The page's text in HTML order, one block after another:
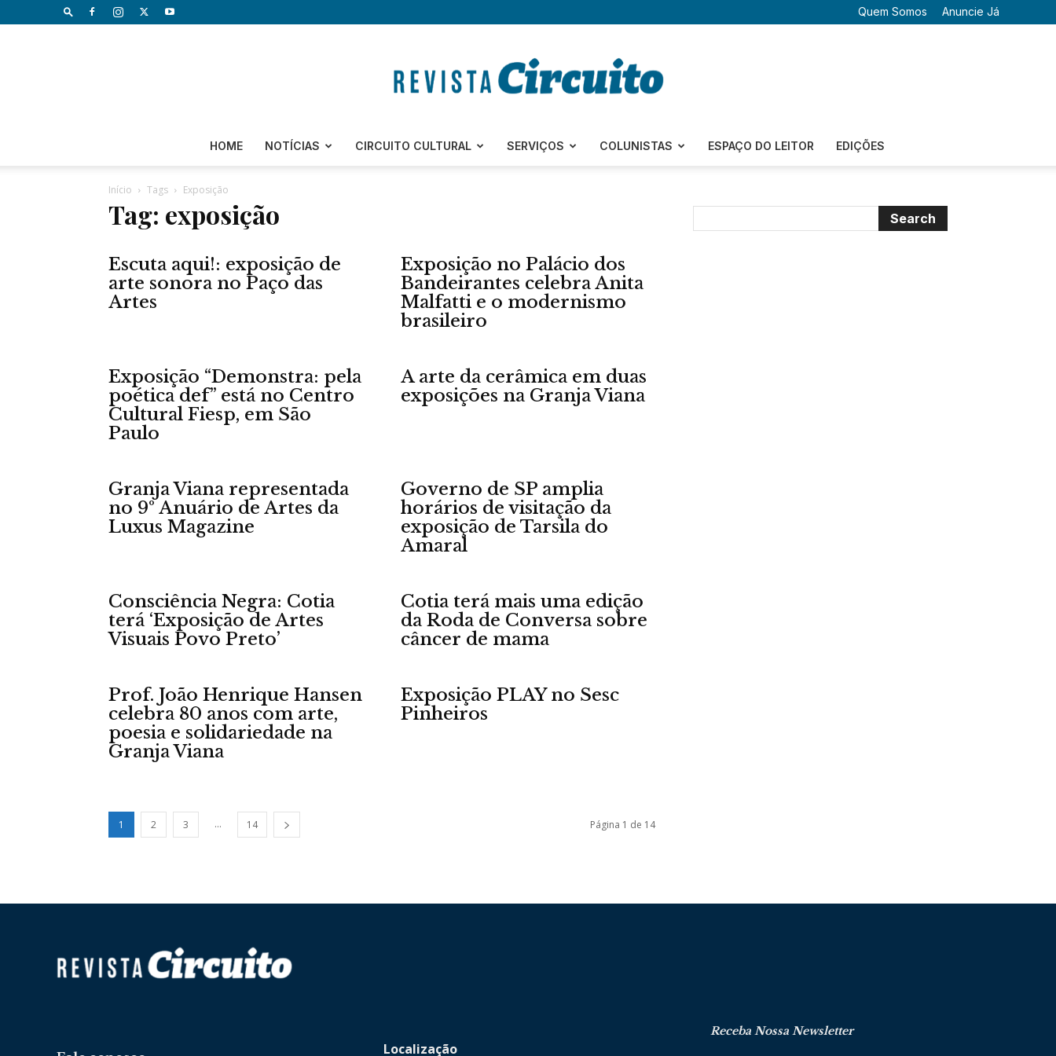
Quem Somos Anuncie Já
Revista
HOME NOTÍCIAS CIRCUITO CULTURAL SERVIÇOS COLUNISTAS ESPAÇO DO LEITOR EDIÇÕES
Início Tags Exposição
Tag: exposição
Escuta aqui!: exposição de
arte sonora no Paço das
Artes
Exposição no Palácio dos
Bandeirantes celebra Anita
Malfatti e o modernismo
brasileiro
Exposição “Demonstra: pela
poética def” está no Centro
Cultural Fiesp, em São
Paulo
A arte da cerâmica em duas
exposições na Granja Viana
Granja Viana representada
no 9º Anuário de Artes da
Luxus Magazine
Governo de SP amplia
horários de visitação da
exposição de Tarsila do
Amaral
Consciência Negra: Cotia
terá ‘Exposição de Artes
Visuais Povo Preto’
Cotia terá mais uma edição
da Roda de Conversa sobre
câncer de mama
Prof. João Henrique Hansen
celebra 80 anos com arte,
poesia e solidariedade na
Granja Viana
Exposição PLAY no Sesc
Pinheiros
1 2 3 ... 14 Página 1 de 14
Localização
Receba Nossa Newsletter